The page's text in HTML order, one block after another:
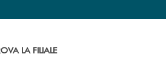
completo delle filiali della
LA FILIALE